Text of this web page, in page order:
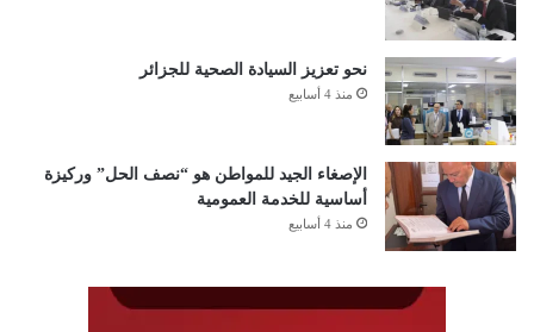
نحو تعزيز السيادة الصحية للجزائر
منذ 4 أسابيع
الإصغاء الجيد للمواطن هو “نصف الحل” وركيزة
أساسية للخدمة العمومية
منذ 4 أسابيع